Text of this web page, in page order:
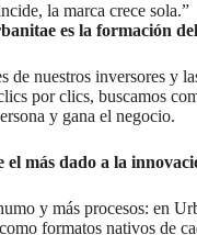
la marca crece sola.”
es la formación
de nuestros inversores y
por clics, buscamos
y gana el negocio.
más dado a la
y más procesos: en
formatos nativos de